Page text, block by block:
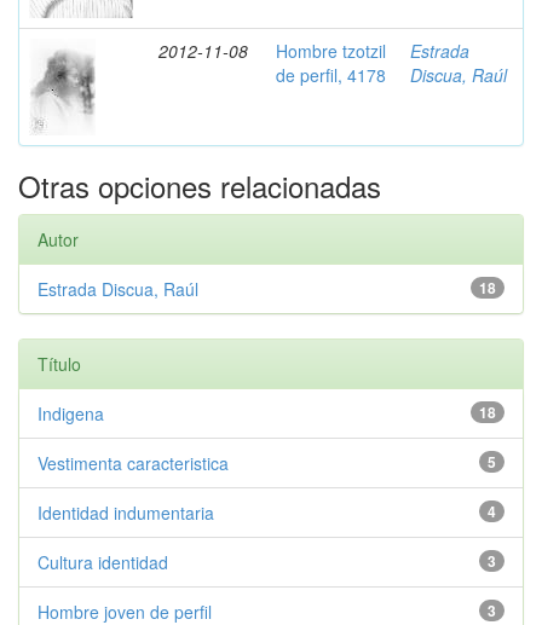
2012-11-08
Hombre tzotzil
de perfil, 4178
Estrada
Discua, Raúl
Otras opciones relacionadas
Autor
18
Estrada Discua, Raúl
Título
18
Indigena
5
Vestimenta caracteristica
4
Identidad indumentaria
3
Cultura identidad
3
Hombre joven de perfil